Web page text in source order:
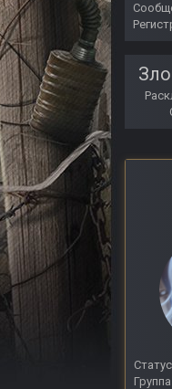
Статус
Группа